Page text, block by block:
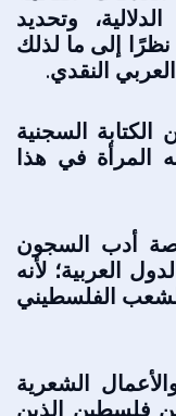
وتحديد
نظرًا إلى ما لذلك
النقدي.
السجنية
المرأة في هذا
أدب السجون
العربية؛ لأنه
الفلسطيني
الشعرية
فلسطين الذين